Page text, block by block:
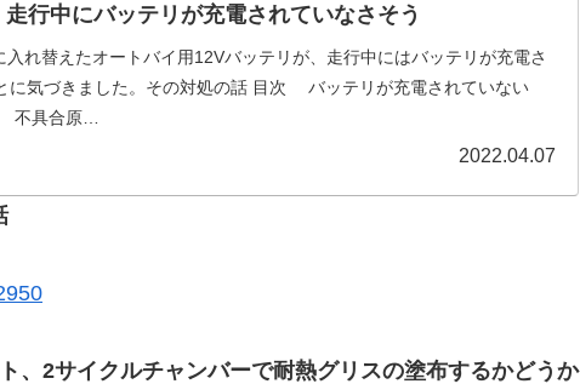
行中にバッテリが充電されていなさそう
入れ替えたオートバイ用12Vバッテリが、走行中にはバッテリが充電さ
に気づきました。その対処の話 目次 バッテリが充電されていない
不具合原…
2022.04.07
2サイクルチャンバーで耐熱グリスの塗布するかどうか